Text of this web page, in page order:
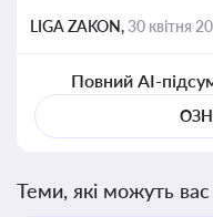
LIGA ZAKON,30 квітня
Повний AI-
Теми, які можуть вас